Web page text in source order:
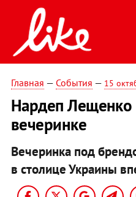
Главная — События — 15
Нардеп Лещенко
вечеринке
Вечеринка под
в столице Украины